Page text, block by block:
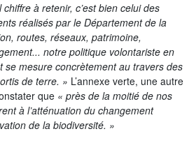
et santé
et logement
des territoires,
durable et
chiffre à retenir, c’est bien celui des
réalisés par le Département de la
routes, réseaux, patrimoine,
notre politique volontariste en
se mesure concrètement au travers des
de terre. » L’annexe verte, une autre
que « près de la moitié de nos
à l’atténuation du changement
de la biodiversité. »